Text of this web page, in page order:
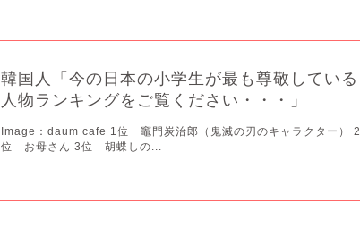
韓国人「今の日本の小学生が最も尊敬している
人物ランキングをご覧ください・・・」
Image：daum cafe 1位 竈門炭治郎（鬼滅の刃のキャラクター） 2
位 お母さん 3位 胡蝶しの...